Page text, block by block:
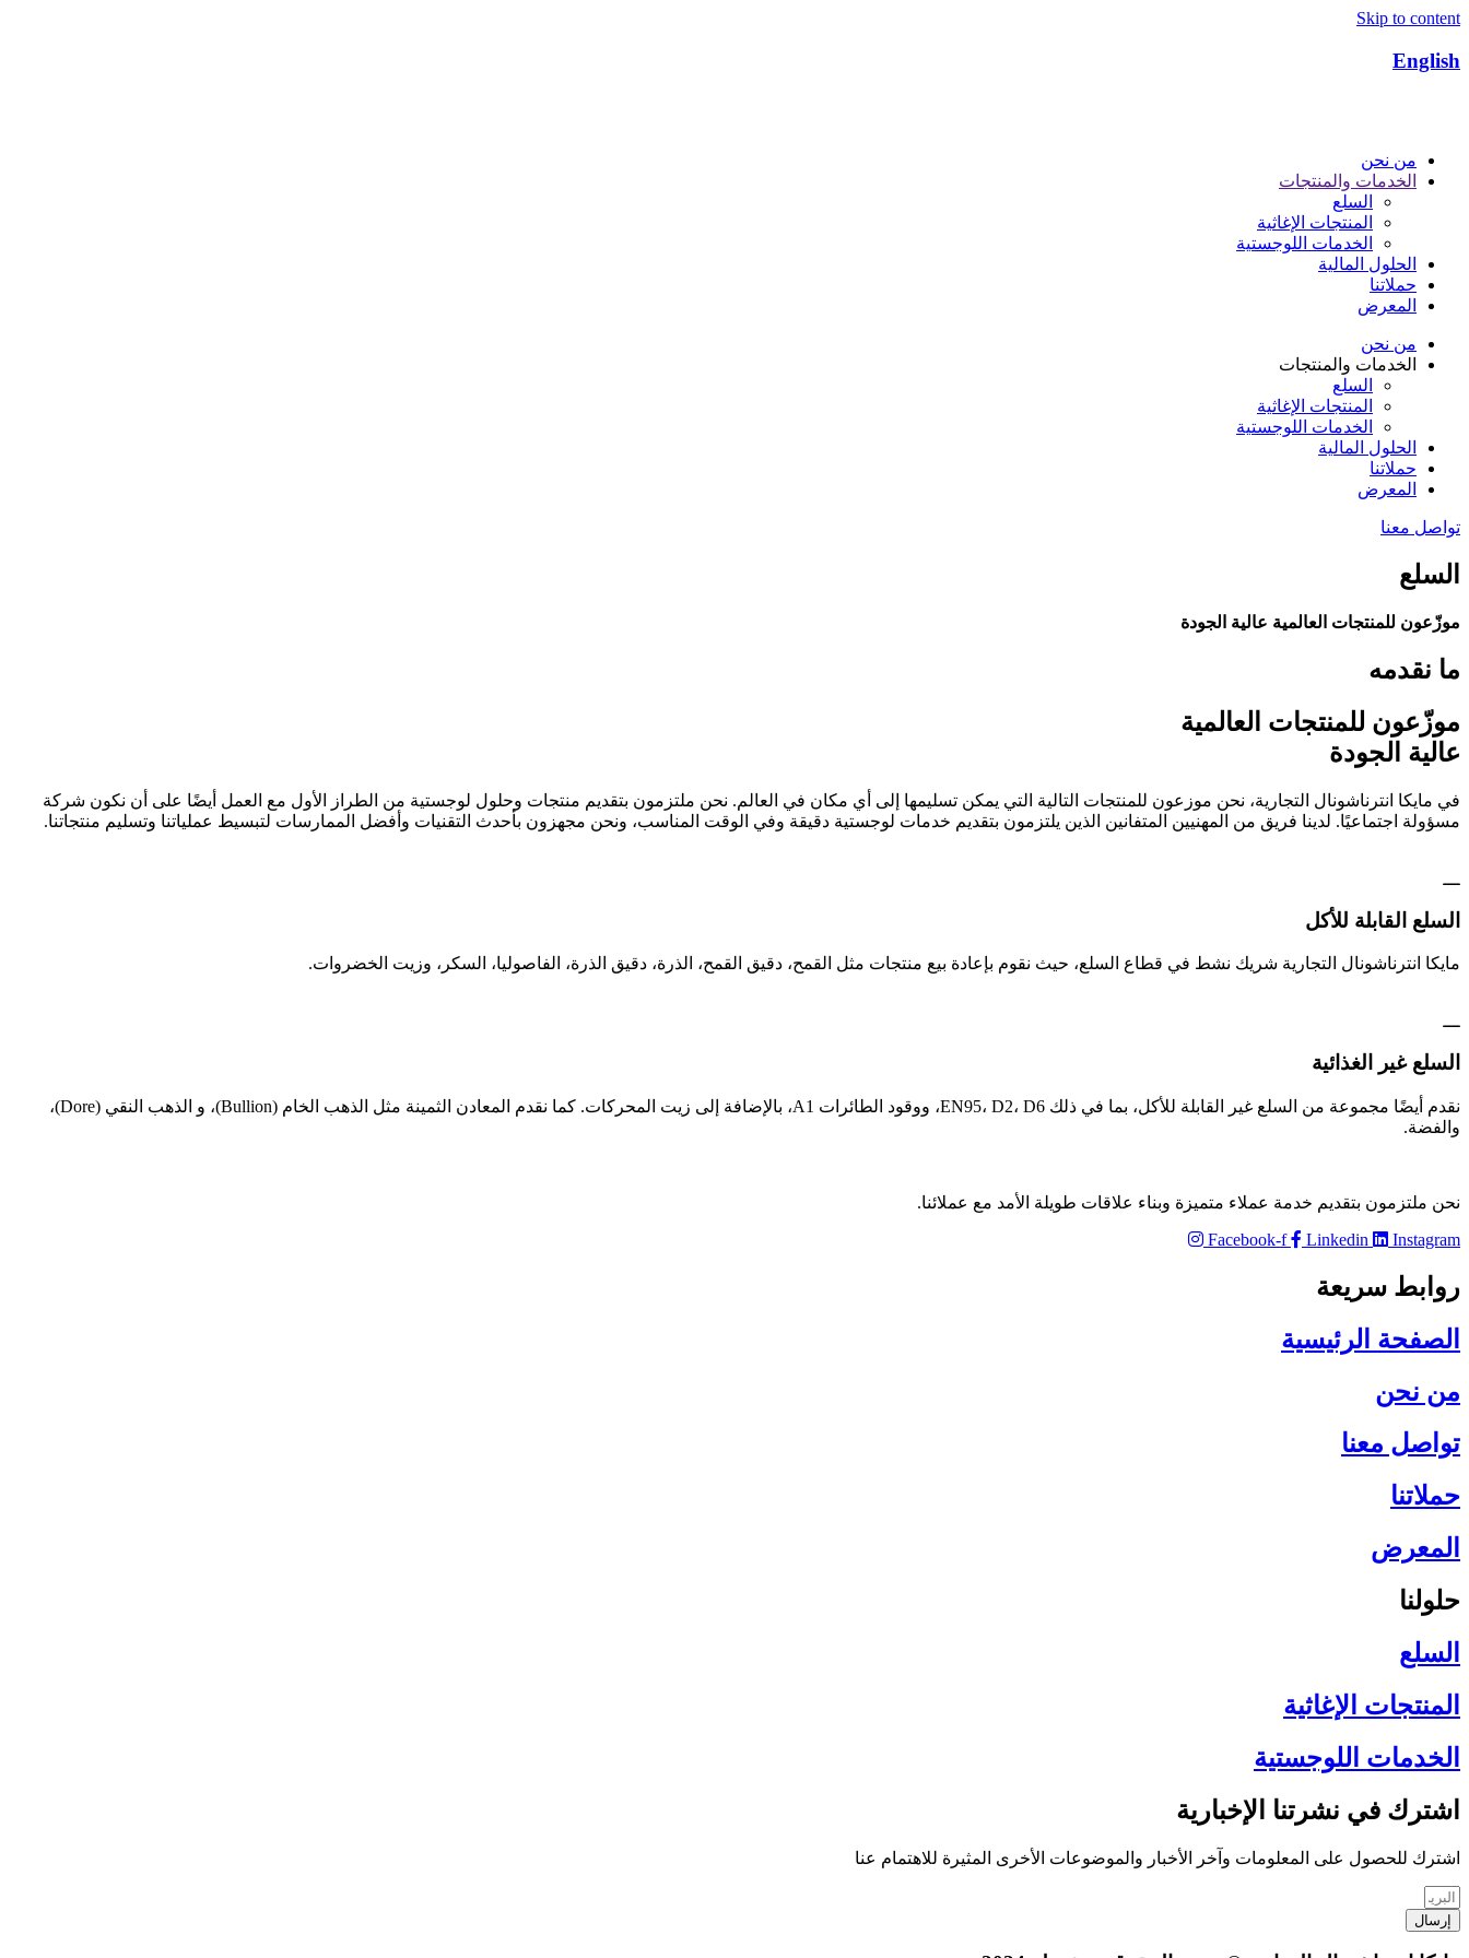
Skip to content
English
من نحن
الخدمات والمنتجات
السلع
المنتجات الإغاثية​
الخدمات اللوجستية​
الحلول المالية
حملاتنا
المعرض
من نحن
الخدمات والمنتجات
السلع
المنتجات الإغاثية​
الخدمات اللوجستية​
الحلول المالية
حملاتنا
المعرض
تواصل معنا
السلع
موزّعون للمنتجات العالمية عالية الجودة
ما نقدمه
موزّعون للمنتجات العالمية
عالية الجودة
في مايكا انترناشونال التجارية، نحن موزعون للمنتجات التالية التي يمكن تسليمها إلى أي مكان في العالم. نحن ملتزمون بتقديم منتجات وحلول لوجستية من الطراز الأول مع العمل أيضًا على أن نكون شركة
مسؤولة اجتماعيًا. لدينا فريق من المهنيين المتفانين الذين يلتزمون بتقديم خدمات لوجستية دقيقة وفي الوقت المناسب، ونحن مجهزون بأحدث التقنيات وأفضل الممارسات لتبسيط عملياتنا وتسليم منتجاتنا.
السلع القابلة للأكل
مايكا انترناشونال التجارية شريك نشط في قطاع السلع، حيث نقوم بإعادة بيع منتجات مثل القمح، دقيق القمح، الذرة، دقيق الذرة، الفاصوليا، السكر، وزيت الخضروات.
السلع غير الغذائية
نقدم أيضًا مجموعة من السلع غير القابلة للأكل، بما في ذلك EN95، D2، D6، ووقود الطائرات A1، بالإضافة إلى زيت المحركات. كما نقدم المعادن الثمينة مثل الذهب الخام (Bullion)، و الذهب النقي (Dore)،
والفضة.
نحن ملتزمون بتقديم خدمة عملاء متميزة وبناء علاقات طويلة الأمد مع عملائنا.
Facebook-f
Linkedin Instagram
روابط سريعة
الصفحة الرئيسية​
من نحن
تواصل معنا
حملاتنا
المعرض
حلولنا
السلع
المنتجات الإغاثية​
الخدمات اللوجستية​
اشترك في نشرتنا الإخبارية​
اشترك للحصول على المعلومات وآخر الأخبار والموضوعات الأخرى المثيرة للاهتمام عنا
إرسال